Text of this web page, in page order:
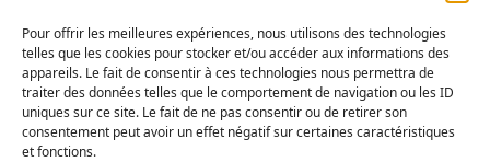
Pour offrir les meilleures expériences, nous utilisons des technologies
telles que les cookies pour stocker et/ou accéder aux informations des
appareils. Le fait de consentir à ces technologies nous permettra de
traiter des données telles que le comportement de navigation ou les ID
uniques sur ce site. Le fait de ne pas consentir ou de retirer son
consentement peut avoir un effet négatif sur certaines caractéristiques
et fonctions.